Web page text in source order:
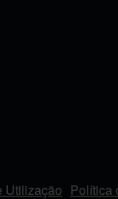
Utilização Política